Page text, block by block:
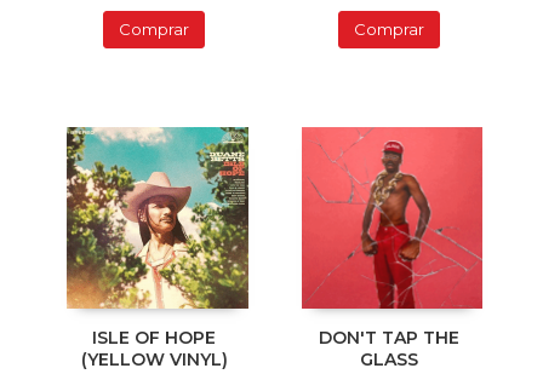
Comprar Comprar
ISLE OF HOPE
(YELLOW VINYL)
DON'T TAP THE
GLASS